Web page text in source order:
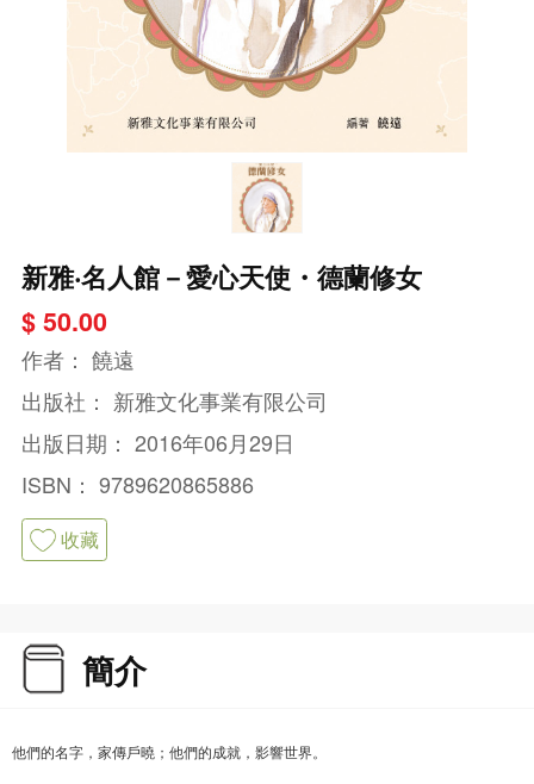
新雅‧名人館－愛心天使・德蘭修女
$ 50.00
作者： 饒遠
出版社： 新雅文化事業有限公司
出版日期： 2016年06月29日
ISBN： 9789620865886
收藏
簡介
他們的名字，家傳戶曉；他們的成就，影響世界。